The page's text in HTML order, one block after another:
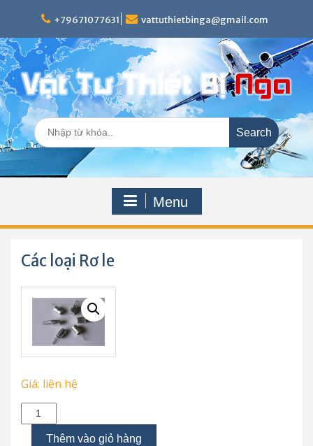
+79671077631 vattuthietbinga@gmail.com
Search
for:
Menu
Các loại Rơ le
Giá: liên hệ
loại
Thêm vào giỏ hàng